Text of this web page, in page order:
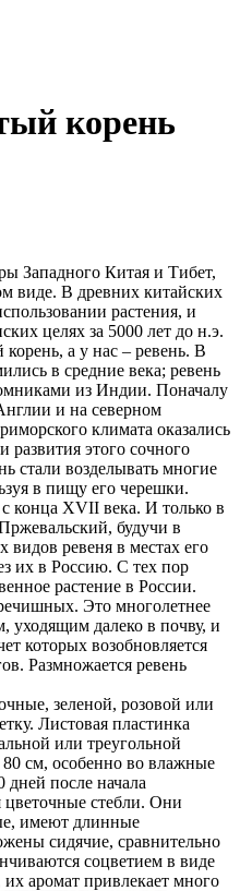
корень
Западного Китая и Тибет,
виде. В древних китайских
растения, и
целях за 5000 лет до н.э.
а у нас – ревень. В
в средние века; ревень
из Индии. Поначалу
и на северном
климата оказались
развития этого сочного
стали возделывать многие
в пищу его черешки.
с конца ХVII века. И только в
будучи в
видов ревеня в местах его
их в Россию. С тех пор
растение в России.
Это многолетнее
далеко в почву, и
которых возобновляется
Размножается ревень
зеленой, розовой или
Листовая пластинка
или треугольной
см, особенно во влажные
дней после начала
цветочные стебли. Они
имеют длинные
сидячие, сравнительно
соцветием в виде
аромат привлекает много